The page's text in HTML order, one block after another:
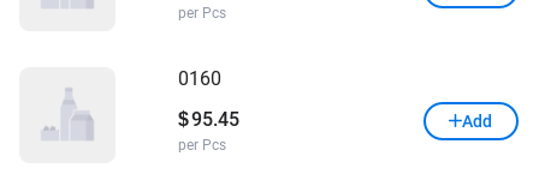
per Pcs
0160
$95.45
per Pcs
Add